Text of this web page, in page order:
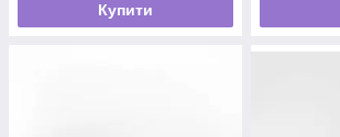
Купити